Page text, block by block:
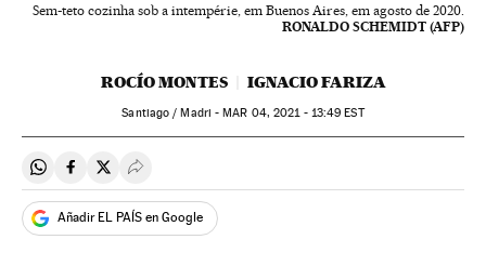
Sem-teto cozinha sob a intempérie, em Buenos Aires, em agosto de 2020.
RONALDO SCHEMIDT (AFP)
ROCÍO MONTES IGNACIO FARIZA
Santiago / Madri -MAR 04, 2021 - 13:49 EST
Compartir en Whatsapp
Compartir en Facebook
Compartir en Twitter
Desplegar Redes Sociales
Añadir EL PAÍS en Google